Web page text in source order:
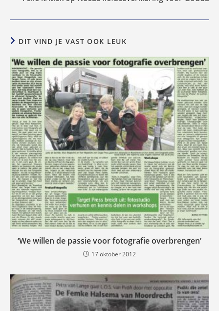
DIT VIND JE VAST OOK LEUK
‘We willen de passie voor fotografie overbrengen’
17 oktober 2012